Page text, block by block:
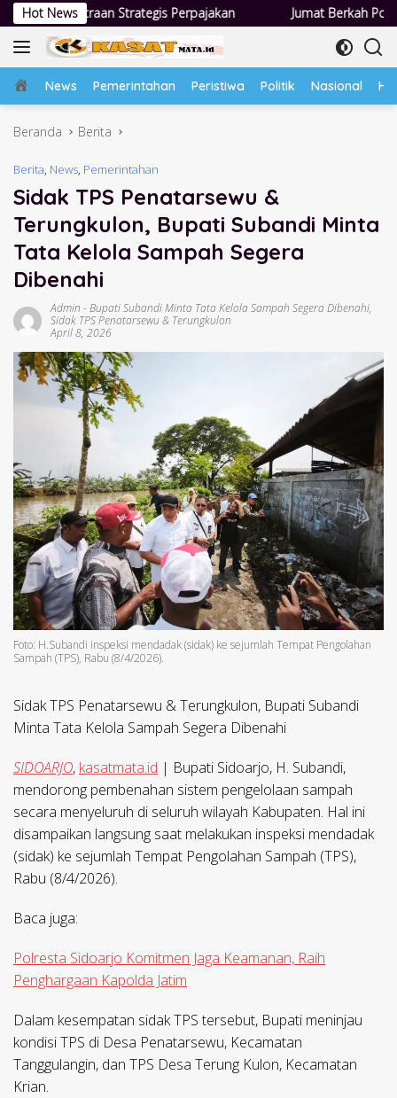
Langsung
ke
konten
Hot News
Perpajakan Jumat Berkah Polsek Taman: Hadir di
Home
News Pemerintahan Peristiwa Politik Nasional
Beranda Berita
Berita, News, Pemerintahan
Sidak TPS Penatarsewu &
Terungkulon, Bupati Subandi Minta
Tata Kelola Sampah Segera
Dibenahi
Admin -Bupati Subandi Minta Tata Kelola Sampah Segera Dibenahi,
Sidak TPS Penatarsewu & Terungkulon
April 8, 2026
Foto: H.Subandi inspeksi mendadak (sidak) ke sejumlah Tempat Pengolahan
Sampah (TPS), Rabu (8/4/2026).
Sidak TPS Penatarsewu & Terungkulon, Bupati Subandi
Minta Tata Kelola Sampah Segera Dibenahi
SIDOARJO, kasatmata.id | Bupati Sidoarjo, H. Subandi,
mendorong pembenahan sistem pengelolaan sampah
secara menyeluruh di seluruh wilayah Kabupaten. Hal ini
disampaikan langsung saat melakukan inspeksi mendadak
(sidak) ke sejumlah Tempat Pengolahan Sampah (TPS),
Rabu (8/4/2026).
Baca juga:
Polresta Sidoarjo Komitmen Jaga Keamanan, Raih
Penghargaan Kapolda Jatim
Dalam kesempatan sidak TPS tersebut, Bupati meninjau
kondisi TPS di Desa Penatarsewu, Kecamatan
Tanggulangin, dan TPS Desa Terung Kulon, Kecamatan
Krian.